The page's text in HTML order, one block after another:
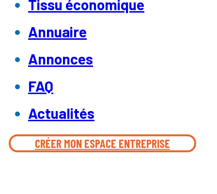
Tissu économique
Annuaire
Annonces
FAQ
Actualités
CRÉER MON ESPACE ENTREPRISE